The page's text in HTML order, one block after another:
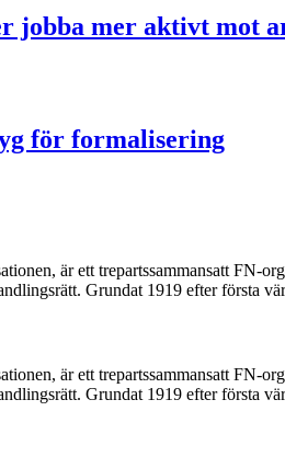
jobba mer aktivt mot
för formalisering
är ett trepartssammansatt FN-
Grundat 1919 efter första
är ett trepartssammansatt FN-
Grundat 1919 efter första